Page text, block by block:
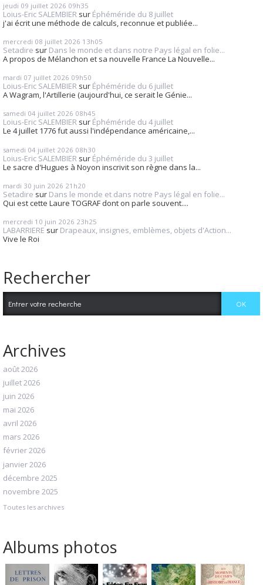
jeudi 09 juillet 2026 09h35
Loius-Eric SALEMBIER sur Éphéméride du 8 juillet
j'ai écrit une méthode de calculs, reconnue et publiée...
mercredi 08 juillet 2026 13h05
Setadire sur Dans le monde et dans notre Pays légal en folie...
A propos de Mélanchon et sa nouvelle France La Nouvelle...
mardi 07 juillet 2026 09h50
Loius-Eric SALEMBIER sur Éphéméride du 6 juillet
A Wagram, l'Artillerie (aujourd'hui, ce serait le Génie...
samedi 04 juillet 2026 08h45
Loius-Eric SALEMBIER sur Éphéméride du 4 juillet
Le 4 juillet 1776 fut aussi l'indépendance américaine,...
samedi 04 juillet 2026 08h30
Loius-Eric SALEMBIER sur Éphéméride du 3 juillet
Le sacre d'Hugues à Noyon inscrivit son règne dans la...
mardi 30 juin 2026 21h20
Setadire sur Dans le monde et dans notre Pays légal en folie...
Qui est cette Laure TOGRAF dont on parle souvent....
mercredi 10 juin 2026 23h25
LABARRIERE sur Drapeaux, insignes, emblèmes, objets d'Action...
Vive le Roi
Rechercher
Archives
août 2026
juillet 2026
juin 2026
mai 2026
avril 2026
mars 2026
février 2026
janvier 2026
décembre 2025
novembre 2025
Toutes les archives
Albums photos